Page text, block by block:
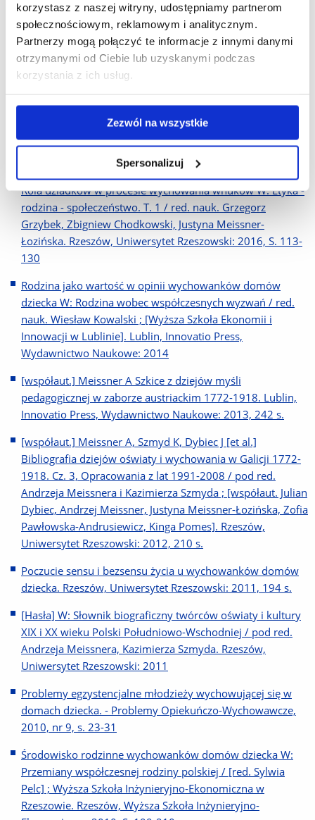
korzystasz z naszej witryny, udostępniamy partnerom
społecznościowym, reklamowym i analitycznym.
Partnerzy mogą połączyć te informacje z innymi danymi
otrzymanymi od Ciebie lub uzyskanymi podczas
korzystania z ich usług.
Zezwól na wszystkie
Spersonalizuj
[współaut.] Grzybek G, Chodkowski Z Etyka - rodzina -
społeczeństwo. T. 1 / red. nauk. Grzegorz Grzybek,
Zbigniew Chodkowski, Justyna Meissner-Łozińska.
Rzeszów, Uniwersytet Rzeszowski: 2016, 243 s.
dla edukacji / redakcja naukowa Norbert G. Pikuła,
Katarzyna Jagielska, Katarzyna Białożyt. Katowice,
Wydawnictwo Naukowe Śląsk: 2016, S. 69-81
Rola dziadków w procesie wychowania wnuków W: Etyka -
rodzina - społeczeństwo. T. 1 / red. nauk. Grzegorz
Grzybek, Zbigniew Chodkowski, Justyna Meissner-
Łozińska. Rzeszów, Uniwersytet Rzeszowski: 2016, S. 113-
130
Rodzina jako wartość w opinii wychowanków domów
dziecka W: Rodzina wobec współczesnych wyzwań / red.
nauk. Wiesław Kowalski ; [Wyższa Szkoła Ekonomii i
Innowacji w Lublinie]. Lublin, Innovatio Press,
Wydawnictwo Naukowe: 2014
[współaut.] Meissner A Szkice z dziejów myśli
pedagogicznej w zaborze austriackim 1772-1918. Lublin,
Innovatio Press, Wydawnictwo Naukowe: 2013, 242 s.
[współaut.] Meissner A, Szmyd K, Dybiec J [et al.]
Bibliografia dziejów oświaty i wychowania w Galicji 1772-
1918. Cz. 3, Opracowania z lat 1991-2008 / pod red.
Andrzeja Meissnera i Kazimierza Szmyda ; [współaut. Julian
Dybiec, Andrzej Meissner, Justyna Meissner-Łozińska, Zofia
Pawłowska-Andrusiewicz, Kinga Pomes]. Rzeszów,
Uniwersytet Rzeszowski: 2012, 210 s.
Poczucie sensu i bezsensu życia u wychowanków domów
dziecka. Rzeszów, Uniwersytet Rzeszowski: 2011, 194 s.
[Hasła] W: Słownik biograficzny twórców oświaty i kultury
XIX i XX wieku Polski Południowo-Wschodniej / pod red.
Andrzeja Meissnera, Kazimierza Szmyda. Rzeszów,
Uniwersytet Rzeszowski: 2011
Problemy egzystencjalne młodzieży wychowującej się w
domach dziecka. - Problemy Opiekuńczo-Wychowawcze,
2010, nr 9, s. 23-31
Środowisko rodzinne wychowanków domów dziecka W:
Przemiany współczesnej rodziny polskiej / [red. Sylwia
Pelc] ; Wyższa Szkoła Inżynieryjno-Ekonomiczna w
Rzeszowie. Rzeszów, Wyższa Szkoła Inżynieryjno-